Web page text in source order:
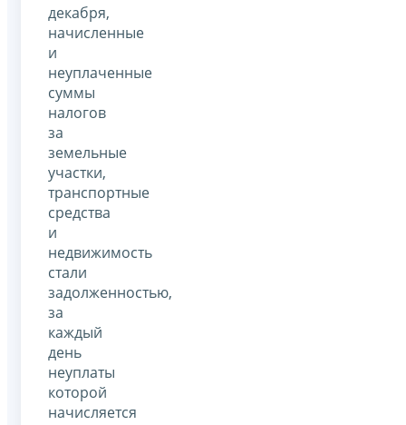
декабря,
начисленные
и
неуплаченные
суммы
налогов
за
земельные
участки,
транспортные
средства
и
недвижимость
стали
задолженностью,
за
каждый
день
неуплаты
которой
начисляется